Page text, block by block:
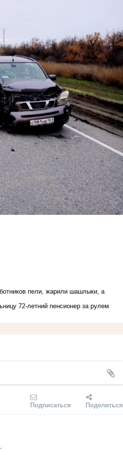
пели, жарили шашлыки, а
72-летний пенсионер за рулем
Подписаться Поделиться